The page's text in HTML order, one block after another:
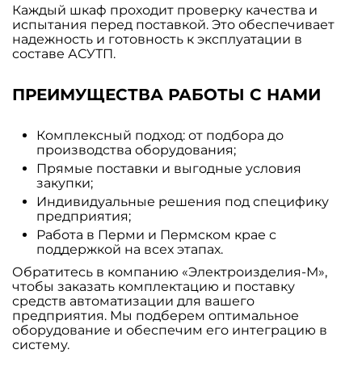
Каждый шкаф проходит проверку качества и
испытания перед поставкой. Это обеспечивает
надежность и готовность к эксплуатации в
составе АСУТП.
ПРЕИМУЩЕСТВА РАБОТЫ С НАМИ
Комплексный подход: от подбора до
производства оборудования;
Прямые поставки и выгодные условия
закупки;
Индивидуальные решения под специфику
предприятия;
Работа в Перми и Пермском крае с
поддержкой на всех этапах.
Обратитесь в компанию «Электроизделия-М»,
чтобы заказать комплектацию и поставку
средств автоматизации для вашего
предприятия. Мы подберем оптимальное
оборудование и обеспечим его интеграцию в
систему.